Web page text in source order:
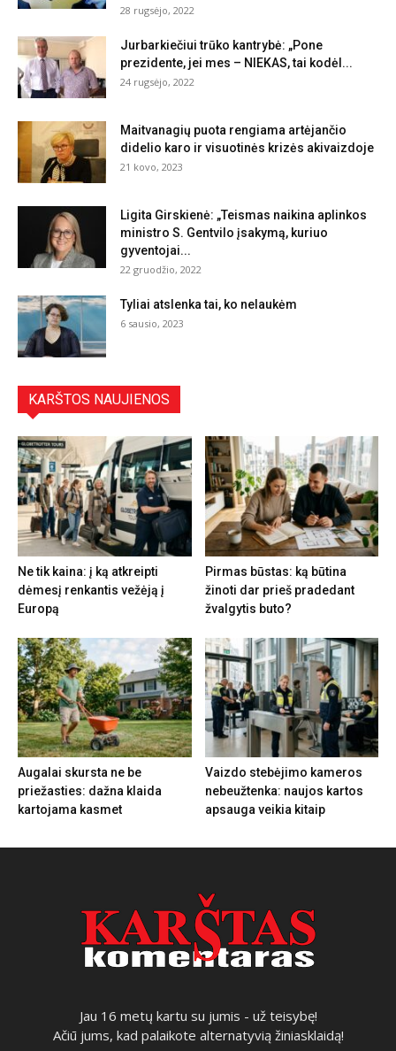
28 rugsėjo, 2022
Jurbarkiečiui trūko kantrybė: „Pone
prezidente, jei mes – NIEKAS, tai kodėl...
24 rugsėjo, 2022
Maitvanagių puota rengiama artėjančio
didelio karo ir visuotinės krizės akivaizdoje
21 kovo, 2023
Ligita Girskienė: „Teismas naikina aplinkos
ministro S. Gentvilo įsakymą, kuriuo
gyventojai...
22 gruodžio, 2022
Tyliai atslenka tai, ko nelaukėm
6 sausio, 2023
KARŠTOS NAUJIENOS
Ne tik kaina: į ką atkreipti
dėmesį renkantis vežėją į
Europą
Pirmas būstas: ką būtina
žinoti dar prieš pradedant
žvalgytis buto?
Augalai skursta ne be
priežasties: dažna klaida
kartojama kasmet
Vaizdo stebėjimo kameros
nebeužtenka: naujos kartos
apsauga veikia kitaip
Jau 16 metų kartu su jumis - už teisybę!
Ačiū jums, kad palaikote alternatyvią žiniasklaidą!